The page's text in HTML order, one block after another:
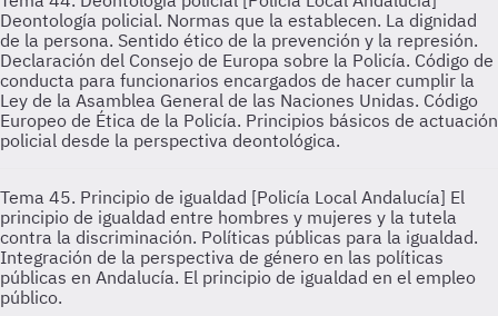
Deontología policial. Normas que la establecen. La dignidad
de la persona. Sentido ético de la prevención y la represión.
Declaración del Consejo de Europa sobre la Policía. Código de
conducta para funcionarios encargados de hacer cumplir la
Ley de la Asamblea General de las Naciones Unidas. Código
Europeo de Ética de la Policía. Principios básicos de actuación
policial desde la perspectiva deontológica.
Tema 45. Principio de igualdad [Policía Local Andalucía] El
principio de igualdad entre hombres y mujeres y la tutela
contra la discriminación. Políticas públicas para la igualdad.
Integración de la perspectiva de género en las políticas
públicas en Andalucía. El principio de igualdad en el empleo
público.